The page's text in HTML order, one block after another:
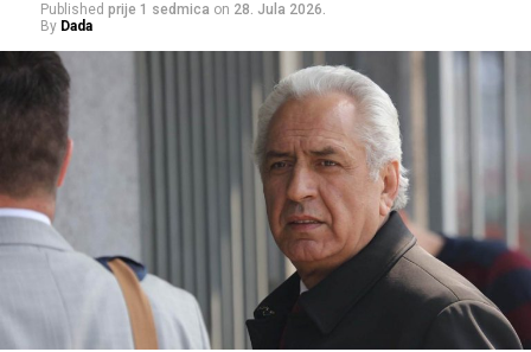
Građanima se savjetuje da izbjegavaju duži boravak na
suncu u najtoplijem dijelu dana, unose dovoljno tečnosti i
prate preporuke nadležnih službi, jer će naredni dani
donijeti ekstremne ljetne vrućine kakve se rijetko bilježe.
Share
Share
Published prije 1 sedmica on 28. Jula 2026.
By Dada